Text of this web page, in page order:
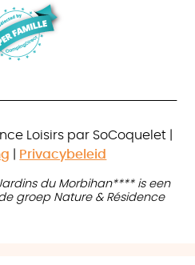
Loisirs par SoCoquelet |
Privacybeleid
du Morbihan**** is een
groep Nature & Résidence